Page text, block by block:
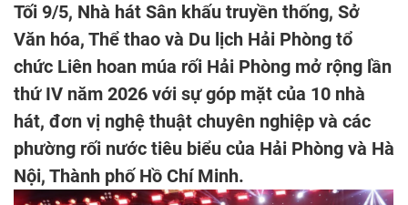
Tối 9/5, Nhà hát Sân khấu truyền thống, Sở
Văn hóa, Thể thao và Du lịch Hải Phòng tổ
chức Liên hoan múa rối Hải Phòng mở rộng lần
thứ IV năm 2026 với sự góp mặt của 10 nhà
hát, đơn vị nghệ thuật chuyên nghiệp và các
phường rối nước tiêu biểu của Hải Phòng và Hà
Nội, Thành phố Hồ Chí Minh.